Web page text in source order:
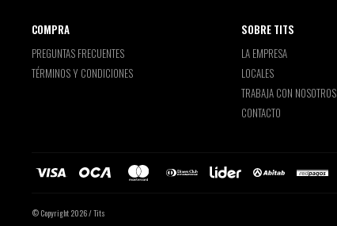
SOBRE TITS
LA EMPRESA
LOCALES
TRABAJA CON NOSOTROS
CONTACTO
COMPRA
PREGUNTAS FRECUENTES
TÉRMINOS Y CONDICIONES
© Copyright 2026 / Tits